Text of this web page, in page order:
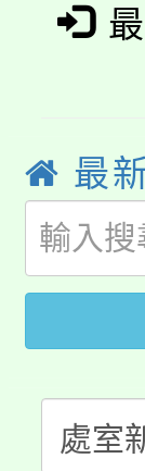
程
「
局
8
開!
田
桃
視
半
大
份
大
淨
最
最